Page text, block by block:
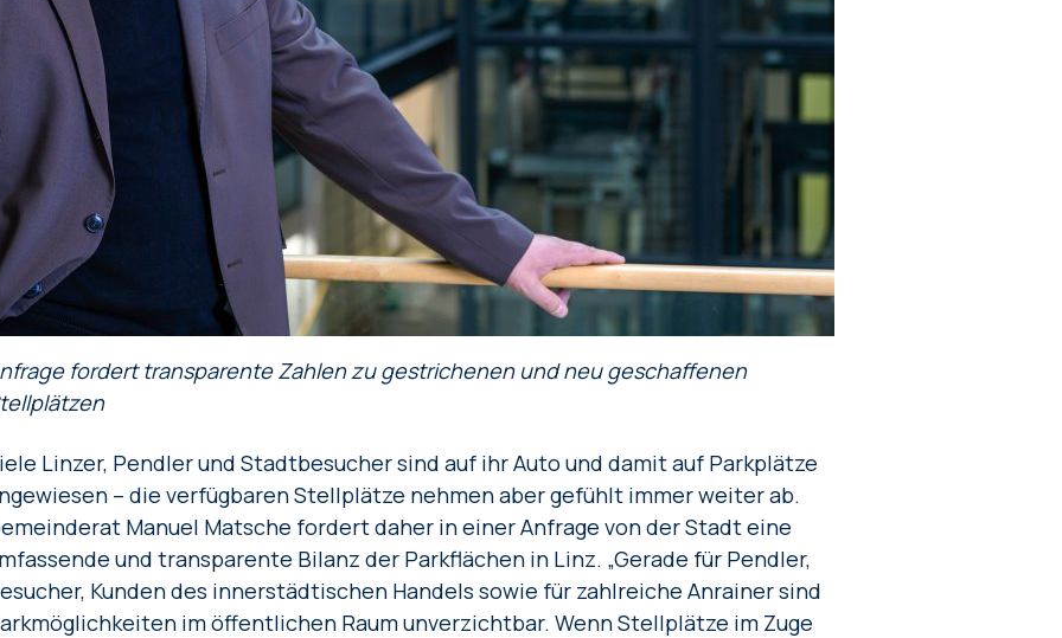
fordert transparente Zahlen zu gestrichenen und neu geschaffenen
Linzer, Pendler und Stadtbesucher sind auf ihr Auto und damit auf Parkplätze
– die verfügbaren Stellplätze nehmen aber gefühlt immer weiter ab.
Manuel Matsche fordert daher in einer Anfrage von der Stadt eine
und transparente Bilanz der Parkflächen in Linz. „Gerade für Pendler,
Kunden des innerstädtischen Handels sowie für zahlreiche Anrainer sind
im öffentlichen Raum unverzichtbar. Wenn Stellplätze im Zuge